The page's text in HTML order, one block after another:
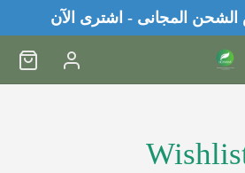
الشحن المجانى - اشترى الآن